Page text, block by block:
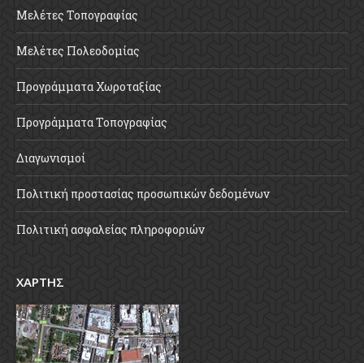
Μελέτες Τοπογραφίας
Μελέτες Πολεοδομίας
Προγράμματα Χωροταξίας
Προγράμματα Τοπογραφίας
Διαγωνισμοί
Πολιτική προστασίας προσωπικών δεδομένων
Πολιτική ασφαλείας πληροφοριών
ΧΑΡΤΗΣ